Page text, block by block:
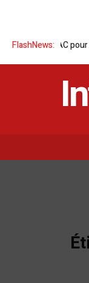
FlashNews:
pour un face à face